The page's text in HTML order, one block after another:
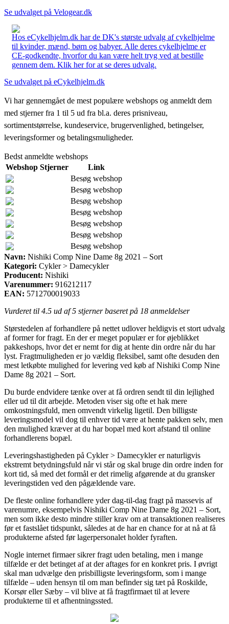
Se udvalget på Velogear.dk
Hos eCykelhjelm.dk har de DK's største udvalg af cykelhjelme
til kvinder, mænd, børn og babyer. Alle deres cykelhjelme er
CE-godkendte, hvorfor du kan være helt tryg ved at bestille
gennem dem. Klik her for at se deres udvalg.
Se udvalget på eCykelhjelm.dk
Vi har gennemgået de mest populære webshops og anmeldt dem
med stjerner fra 1 til 5 ud fra bl.a. deres prisniveau,
sortimentstørrelse, kundeservice, brugervenlighed, betingelser,
leveringsformer og betalingsmuligheder.
Bedst anmeldte webshops
Webshop Stjerner
Link
Besøg webshop
Besøg webshop
Besøg webshop
Besøg webshop
Besøg webshop
Besøg webshop
Besøg webshop
Navn: Nishiki Comp Nine Dame 8g 2021 – Sort
Kategori: Cykler > Damecykler
Producent: Nishiki
Varenummer: 916212117
EAN: 5712700019033
Vurderet til 4.5 ud af 5 stjerner baseret på 18 anmeldelser
Størstedelen af forhandlere på nettet udlover heldigvis et stort udvalg
af former for fragt. En der er meget populær er for øjeblikket
pakkeshops, hvor det er nemt for dig at hente din ordre når du har
lyst. Fragtmuligheden er jo vældig fleksibel, samt ofte desuden den
mest letkøbte mulighed for levering ved køb af Nishiki Comp Nine
Dame 8g 2021 – Sort.
Du burde endvidere tænke over at få ordren sendt til din lejlighed
eller ud til dit arbejde. Metoden viser sig ofte et hak mere
omkostningsfuld, men omvendt virkelig ligetil. Den billigste
leveringsmodel vil dog til enhver tid være at hente pakken selv, men
den mulighed kræver at du har bopæl med kort afstand til online
forhandlerens bopæl.
Leveringshastigheden på Cykler > Damecykler er naturligvis
ekstremt betydningsfuld når vi står og skal bruge din ordre inden for
kort tid, så med det formål er det rimelig afgørende at du gransker
leveringstiden ved den pågældende vare.
De fleste online forhandlere yder dag-til-dag fragt på massevis af
varenumre, eksempelvis Nishiki Comp Nine Dame 8g 2021 – Sort,
men som ikke desto mindre stiller krav om at transaktionen realiseres
før et fastslået tidspunkt, således at de har en chance for at nå at få
produkterne afsted før lagerpersonalet holder fyraften.
Nogle internet firmaer sikrer fragt uden betaling, men i mange
tilfælde er det betinget af at der aftages for en konkret pris. I øvrigt
skal man udvælge den prisbilligste leveringsform, som i mange
tilfælde – uden hensyn til om man befinder sig tæt på Roskilde,
Korsør eller Sæby – vil blive at få fragtfirmaet til at levere
produkterne til et afhentningssted.